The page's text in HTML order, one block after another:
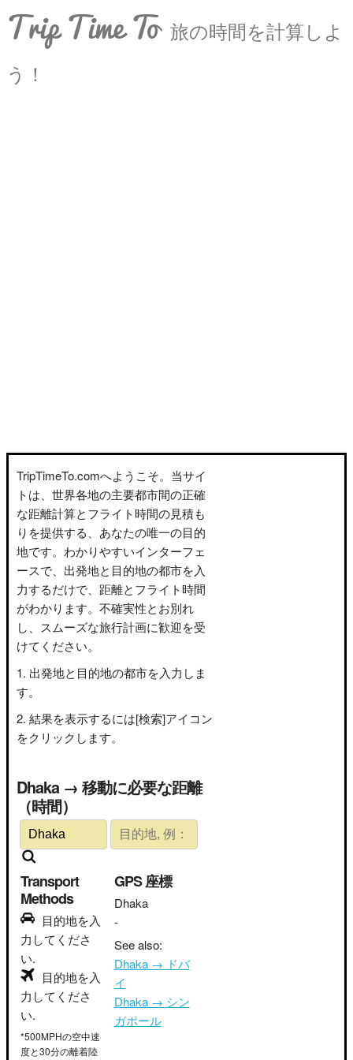
Trip Time To 旅の時間を計算しよ
う！
TripTimeTo.comへようこそ。当サイ
トは、世界各地の主要都市間の正確
な距離計算とフライト時間の見積も
りを提供する、あなたの唯一の目的
地です。わかりやすいインターフェ
ースで、出発地と目的地の都市を入
力するだけで、距離とフライト時間
がわかります。不確実性とお別れ
し、スムーズな旅行計画に歓迎を受
けてください。
出発地と目的地の都市を入力しま
す。
結果を表示するには[検索]アイコン
をクリックします。
Dhaka → 移動に必要な距離
（時間）
Transport
Methods
目的地を入
力してくださ
い.
目的地を入
力してくださ
い.
*500MPHの空中速
度と30分の離着陸
GPS 座標
Dhaka
-
See also:
Dhaka → ドバ
イ
Dhaka → シン
ガポール